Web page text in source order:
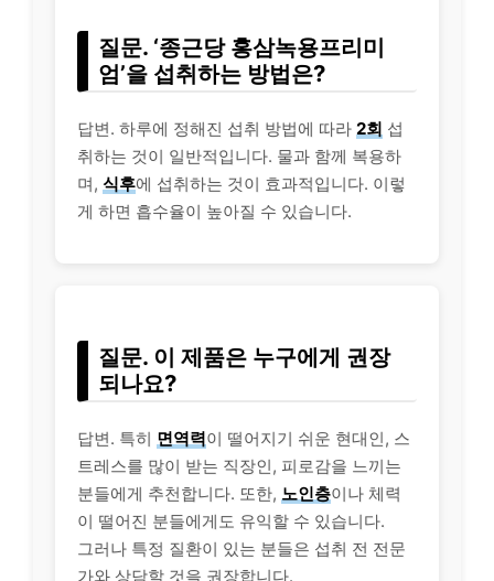
질문. ‘종근당 홍삼녹용프리미
엄’을 섭취하는 방법은?
답변. 하루에 정해진 섭취 방법에 따라 2회 섭
취하는 것이 일반적입니다. 물과 함께 복용하
며, 식후에 섭취하는 것이 효과적입니다. 이렇
게 하면 흡수율이 높아질 수 있습니다.
질문. 이 제품은 누구에게 권장
되나요?
답변. 특히 면역력이 떨어지기 쉬운 현대인, 스
트레스를 많이 받는 직장인, 피로감을 느끼는
분들에게 추천합니다. 또한, 노인층이나 체력
이 떨어진 분들에게도 유익할 수 있습니다.
그러나 특정 질환이 있는 분들은 섭취 전 전문
가와 상담할 것을 권장합니다.